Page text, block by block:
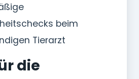
beim
Tierarzt
die